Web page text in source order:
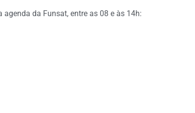
da Funsat, entre as 08 e às 14h: